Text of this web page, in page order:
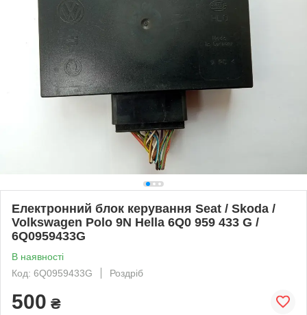
Електронний блок керування Seat / Skoda /
Volkswagen Polo 9N Hella 6Q0 959 433 G /
6Q0959433G
В наявності
Код: 6Q0959433G
Роздріб
500 ₴